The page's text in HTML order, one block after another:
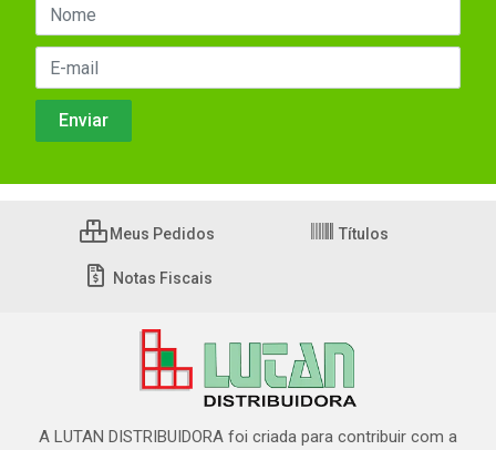
Meus Pedidos Títulos
Notas Fiscais
A LUTAN DISTRIBUIDORA foi criada para contribuir com a